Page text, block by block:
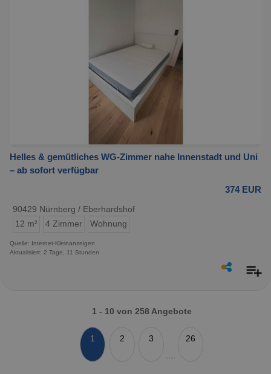
Helles & gemütliches WG-Zimmer nahe Innenstadt und Uni
– ab sofort verfügbar
374 EUR
90429 Nürnberg / Eberhardshof
12 m²
4 Zimmer Wohnung
Quelle: Internet-Kleinanzeigen
Aktualisiert: 2 Tage, 11 Stunden
1 - 10 von 258 Angebote
1 2
3
26